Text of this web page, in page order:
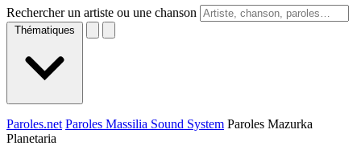
Rechercher un artiste ou une chanson
Thématiques
Paroles.net Paroles Massilia Sound System Paroles Mazurka
Planetaria